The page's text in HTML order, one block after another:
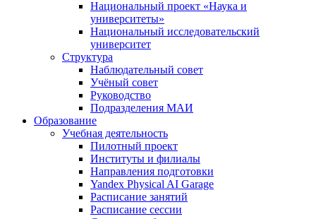
Национальный проект «Наука и
университеты»
Национальный исследовательский
университет
Структура
Наблюдательный совет
Учёный совет
Руководство
Подразделения МАИ
Образование
Учебная деятельность
Пилотный проект
Институты и филиалы
Направления подготовки
Yandex Physical AI Garage
Расписание занятий
Расписание сессии